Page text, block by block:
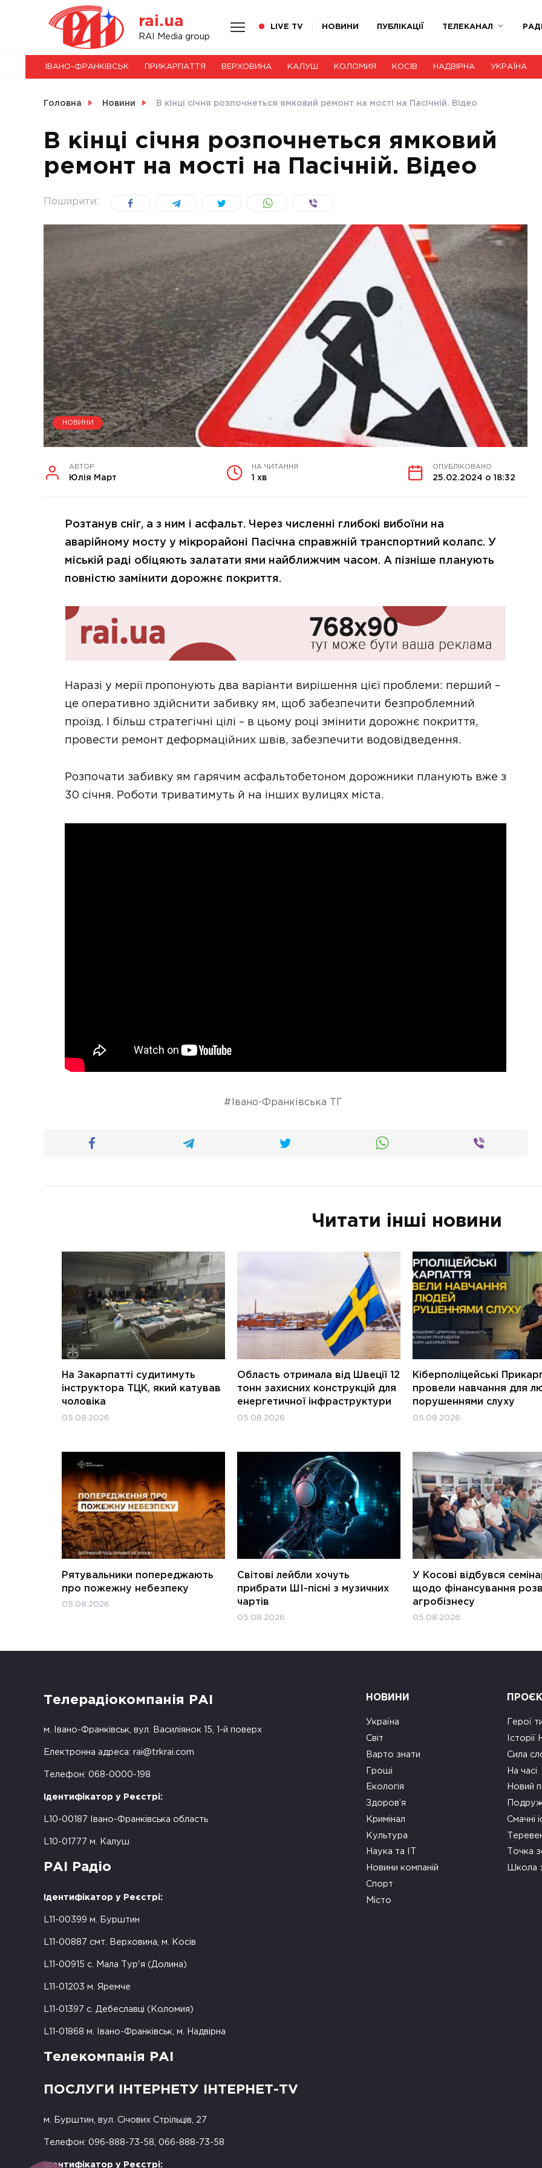
rai.ua
RAI Media group
LIVE TV НОВИНИ ПУБЛІКАЦІЇ ТЕЛЕКАНАЛ
НОВИНИ
СВІТ
УКРАЇНА
ІВАНО-ФРАНКІВСЬК ПРИКАРПАТТЯ ВЕРХОВИНА КАЛУШ КОЛОМИЯ КОСІВ НАДВІРНА УКРАЇНА
Головна Новини В кінці січня розпочнеться ямковий ремонт на мості на Пасічній. Відео
В кінці січня розпочнеться ямковий
ремонт на мості на Пасічній. Відео
Поширити:
НОВИНИ
АВТОР
Юлія Март
НА ЧИТАННЯ
1 хв
ОПУБЛІКОВАНО
25.02.2024 о 18:32
Розтанув сніг, а з ним і асфальт. Через численні глибокі вибоїни на
аварійному мосту у мікрорайоні Пасічна справжній транспортний колапс. У
міській раді обіцяють залатати ями найближчим часом. А пізніше планують
повністю замінити дорожнє покриття.
Наразі у мерії пропонують два варіанти вирішення цієї проблеми: перший –
це оперативно здійснити забивку ям, щоб забезпечити безпроблемний
проїзд. І більш стратегічні цілі – в цьому році змінити дорожнє покриття,
провести ремонт деформаційних швів, забезпечити водовідведення.
Розпочати забивку ям гарячим асфальтобетоном дорожники планують вже з
30 січня. Роботи триватимуть й на інших вулицях міста.
Івано-Франківська ТГ
Читати інші новини
На Закарпатті судитимуть
інструктора ТЦК, який катував
чоловіка
05.08.2026
Область отримала від Швеції 12
тонн захисних конструкцій для
енергетичної інфраструктури
05.08.2026
Кіберполіцейські
провели навчання для
порушеннями слуху
05.08.2026
Рятувальники попереджають
про пожежну небезпеку
05.08.2026
Світові лейбли хочуть
прибрати ШІ-пісні з музичних
чартів
05.08.2026
У Косові відбувся
щодо фінансування
агробізнесу
05.08.2026
Телерадіокомпанія РАІ
м. Івано-Франківськ, вул. Василіянок 15, 1-й поверх
Електронна адреса: rai@trkrai.com
Телефон: 068-0000-198
Ідентифікатор у Реєстрі:
L10-00187 Івано-Франківська область
L10-01777 м. Калуш
РАІ Радіо
Ідентифікатор у Реєстрі:
L11-00399 м. Бурштин
L11-00887 смт. Верховина, м. Косів
L11-00915 с. Мала Тур'я (Долина)
L11-01203 м. Яремче
L11-01397 с. Дебеславці (Коломия)
L11-01868 м. Івано-Франківськ, м. Надвірна
Телекомпанія РАІ
ПОСЛУГИ ІНТЕРНЕТУ ІНТЕРНЕТ-TV
м. Бурштин, вул. Січових Стрільців, 27
Телефон: 096-888-73-58, 066-888-73-58
Ідентифікатор у Реєстрі:
НОВИНИ
Україна
Світ
Варто знати
Гроші
Екологія
Здоров’я
Кримінал
Культура
Наука та ІТ
Новини компаній
Спорт
Місто
Герої
Сила
На часі
Новий
Смачні
Точка
Школа